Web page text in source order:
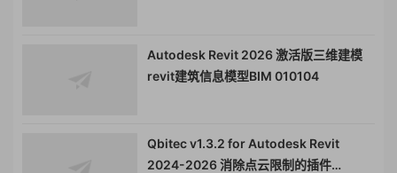
Autodesk Revit 2026 激活版三维建模
revit建筑信息模型BIM 010104
Qbitec v1.3.2 for Autodesk Revit
2024-2026 消除点云限制的插件